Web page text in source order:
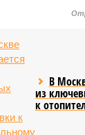
В
из
к